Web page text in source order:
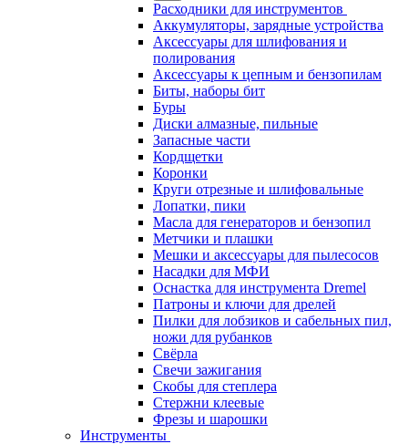
Расходники для инструментов
Аккумуляторы, зарядные устройства
Аксессуары для шлифования и
полирования
Аксессуары к цепным и бензопилам
Биты, наборы бит
Буры
Диски алмазные, пильные
Запасные части
Кордщетки
Коронки
Круги отрезные и шлифовальные
Лопатки, пики
Масла для генераторов и бензопил
Метчики и плашки
Мешки и аксессуары для пылесосов
Насадки для МФИ
Оснастка для инструмента Dremel
Патроны и ключи для дрелей
Пилки для лобзиков и сабельных пил,
ножи для рубанков
Свёрла
Свечи зажигания
Скобы для степлера
Стержни клеевые
Фрезы и шарошки
Инструменты